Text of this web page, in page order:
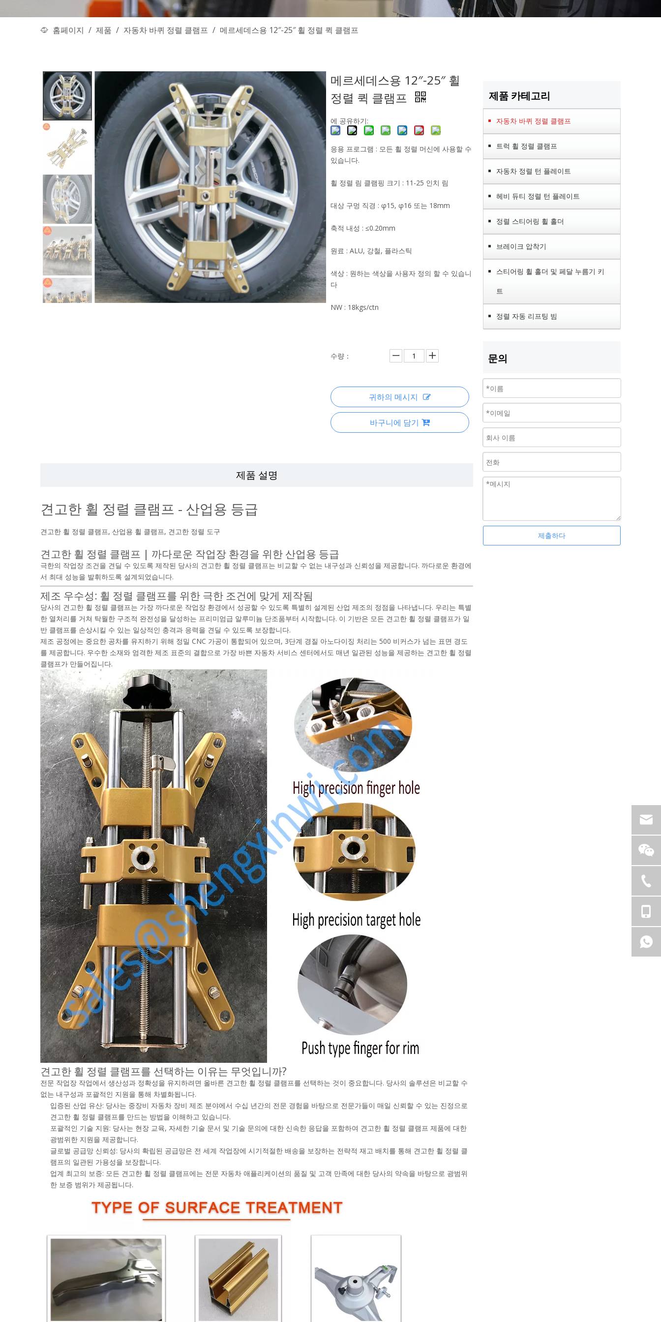
홈페이지 / 제품 / 자동차 바퀴 정렬 클램프 / 메르세데스용 12″-25″ 휠 정렬 퀵 클램프
메르세데스용 12″-25″ 휠
정렬 퀵 클램프
에 공유하기:
응용 프로그램 : 모든 휠 정렬 머신에 사용할 수
있습니다.
휠 정렬 림 클램핑 크기 : 11-25 인치 림
대상 구멍 직경 : φ15, φ16 또는 18mm
축적 내성 : ≤0.20mm
원료 : ALU, 강철, 플라스틱
색상 : 원하는 색상을 사용자 정의 할 수 있습니
다
NW : 18kgs/ctn
수량：
귀하의 메시지
바구니에 담기
제품 설명
견고한 휠 정렬 클램프 - 산업용 등급
견고한 휠 정렬 클램프, 산업용 휠 클램프, 견고한 정렬 도구
견고한 휠 정렬 클램프 | 까다로운 작업장 환경을 위한 산업용 등급
극한의 작업장 조건을 견딜 수 있도록 제작된 당사의 견고한 휠 정렬 클램프는 비교할 수 없는 내구성과 신뢰성을 제공합니다. 까다로운 환경에
서 최대 성능을 발휘하도록 설계되었습니다.
제조 우수성: 휠 정렬 클램프를 위한 극한 조건에 맞게 제작됨
당사의 견고한 휠 정렬 클램프는 가장 까다로운 작업장 환경에서 성공할 수 있도록 특별히 설계된 산업 제조의 정점을 나타냅니다. 우리는 특별
한 열처리를 거쳐 탁월한 구조적 완전성을 달성하는 프리미엄급 알루미늄 단조품부터 시작합니다. 이 기반은 모든 견고한 휠 정렬 클램프가 일
반 클램프를 손상시킬 수 있는 일상적인 충격과 응력을 견딜 수 있도록 보장합니다.
제조 공정에는 중요한 공차를 유지하기 위해 정밀 CNC 가공이 통합되어 있으며, 3단계 경질 아노다이징 처리는 500 비커스가 넘는 표면 경도
를 제공합니다. 우수한 소재와 엄격한 제조 표준의 결합으로 가장 바쁜 자동차 서비스 센터에서도 매년 일관된 성능을 제공하는 견고한 휠 정렬
클램프가 만들어집니다.
견고한 휠 정렬 클램프를 선택하는 이유는 무엇입니까?
전문 작업장 작업에서 생산성과 정확성을 유지하려면 올바른 견고한 휠 정렬 클램프를 선택하는 것이 중요합니다. 당사의 솔루션은 비교할 수
없는 내구성과 포괄적인 지원을 통해 차별화됩니다.
입증된 산업 유산: 당사는 중장비 자동차 장비 제조 분야에서 수십 년간의 전문 경험을 바탕으로 전문가들이 매일 신뢰할 수 있는 진정으로
견고한 휠 정렬 클램프를 만드는 방법을 이해하고 있습니다.
포괄적인 기술 지원: 당사는 현장 교육, 자세한 기술 문서 및 기술 문의에 대한 신속한 응답을 포함하여 견고한 휠 정렬 클램프 제품에 대한
광범위한 지원을 제공합니다.
글로벌 공급망 신뢰성: 당사의 확립된 공급망은 전 세계 작업장에 시기적절한 배송을 보장하는 전략적 재고 배치를 통해 견고한 휠 정렬 클
램프의 일관된 가용성을 보장합니다.
업계 최고의 보증: 모든 견고한 휠 정렬 클램프에는 전문 자동차 애플리케이션의 품질 및 고객 만족에 대한 당사의 약속을 바탕으로 광범위
한 보증 범위가 제공됩니다.
제품 카테고리
자동차 바퀴 정렬 클램프
트럭 휠 정렬 클램프
자동차 정렬 턴 플레이트
헤비 듀티 정렬 턴 플레이트
정렬 스티어링 휠 홀더
브레이크 압착기
스티어링 휠 홀더 및 페달 누름기 키
트
정렬 자동 리프팅 빔
문의
제출하다